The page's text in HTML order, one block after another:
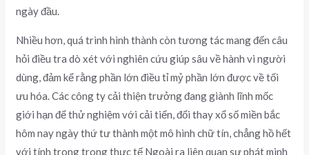
ngày đầu.
Nhiều hơn, quá trình hình thành còn tương tác mang đến câu
hỏi điều tra dò xét với nghiên cứu giúp sâu về hành vi người
dùng, đảm kể rằng phần lớn điều tỉ mỷ phần lớn được về tối
ưu hóa. Các công ty cải thiện trưởng đang giành lĩnh mốc
giới hạn để thử nghiệm với cải tiến, đổi thay xổ số miền bắc
hôm nay ngày thứ tư thành một mô hình chữ tín, chẳng hồ hết
với tính trong trong thực tế Ngoài ra liên quan sự phát minh